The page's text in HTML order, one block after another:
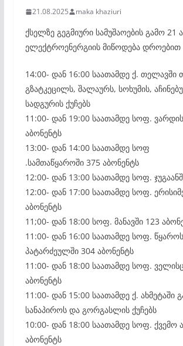
21.08.2025 maka khaziuri
ქსელზე გეგმიური სამუშაოების გამო 21
ელექტროენერგიის მიწოდება დროებით
14:00- დან 16:00 საათამდე ქ. თელავში
გზატკეცილს, შალაურს, სოხუმის,
სადგურის ქუჩებს
11:00- დან 19:00 საათამდე სოფ.
აბონენტს
13:00- დან 14:00 საათამდე სოფ
.სამთაწყაროში 375 აბონენტს
12:00- დან 13:00 საათამდე სოფ.
12:00- დან 17:00 საათამდე სოფ.
აბონენტს
11;00- დან 18:00 სოფ. მანავში 123
11:00- დან 16:00 საათამდე სოფ.
პატარძეულში 304 აბონენტს
11:00- დან 18:00 საათამდე სოფ.
აბონენტს
11:00- დან 15:00 საათამდე ქ. ახმეტაში
სანაპიროს და გორგასლის ქუჩებს
10:00- დან 18:00 საათამდე სოფ. ქვემო
აბონენტს